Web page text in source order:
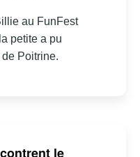
au FunFest
petite a pu
Poitrine.
le